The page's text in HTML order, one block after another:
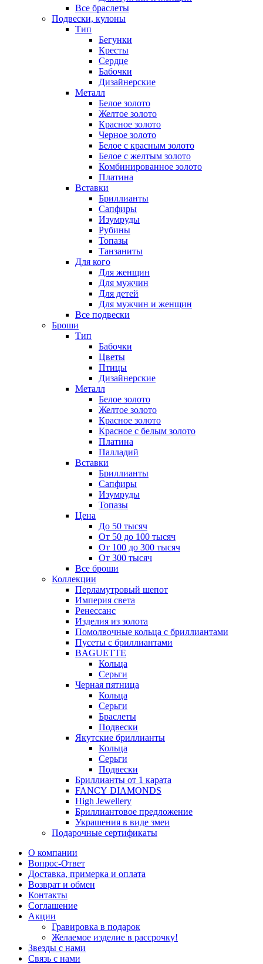
Все браслеты
Подвески, кулоны
Тип
Бегунки
Кресты
Сердце
Бабочки
Дизайнерские
Металл
Белое золото
Желтое золото
Красное золото
Черное золото
Белое с красным золото
Белое с желтым золото
Комбинированное золото
Платина
Вставки
Бриллианты
Сапфиры
Изумруды
Рубины
Топазы
Танзаниты
Для кого
Для женщин
Для мужчин
Для детей
Для мужчин и женщин
Все подвески
Броши
Тип
Бабочки
Цветы
Птицы
Дизайнерские
Металл
Белое золото
Желтое золото
Красное золото
Красное с белым золото
Платина
Палладий
Вставки
Бриллианты
Сапфиры
Изумруды
Топазы
Цена
До 50 тысяч
От 50 до 100 тысяч
От 100 до 300 тысяч
От 300 тысяч
Все броши
Коллекции
Перламутровый шепот
Империя света
Ренессанс
Изделия из золота
Помолвочные кольца с бриллиантами
Пусеты с бриллиантами
BAGUETTE
Кольца
Серьги
Черная пятница
Кольца
Серьги
Браслеты
Подвески
Якутские бриллианты
Кольца
Серьги
Подвески
Бриллианты от 1 карата
FANCY DIAMONDS
High Jewellery
Бриллиантовое предложение
Украшения в виде змеи
Подарочные сертификаты
О компании
Вопрос-Ответ
Доставка, примерка и оплата
Возврат и обмен
Контакты
Соглашение
Акции
Гравировка в подарок
Желаемое изделие в рассрочку!
Звезды с нами
Связь с нами